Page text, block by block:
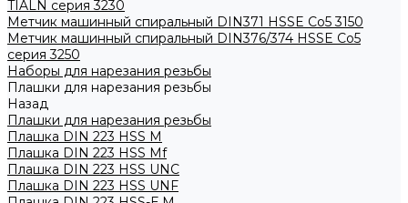
TIALN серия 3230
Метчик машинный спиральный DIN371 HSSE Co5 3150
Метчик машинный спиральный DIN376/374 HSSE Co5
серия 3250
Наборы для нарезания резьбы
Плашки для нарезания резьбы
Назад
Плашки для нарезания резьбы
Плашка DIN 223 HSS M
Плашка DIN 223 HSS Mf
Плашка DIN 223 HSS UNC
Плашка DIN 223 HSS UNF